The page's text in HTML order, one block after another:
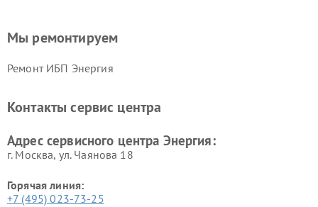
Мы ремонтируем
Ремонт ИБП Энергия
Контакты сервис центра
Адрес сервисного центра Энергия:
г. Москва, ул. Чаянова 18
Горячая линия:
+7 (495) 023-73-25